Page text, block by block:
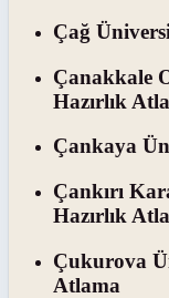
Çağ
Çanakkale
Hazırlık
Çankaya
Çankırı
Hazırlık
Çukurova
Atlama